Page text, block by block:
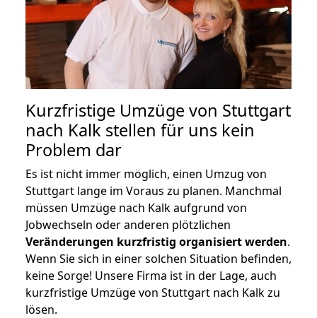
Kurzfristige Umzüge von Stuttgart
nach Kalk stellen für uns kein
Problem dar
Es ist nicht immer möglich, einen Umzug von
Stuttgart lange im Voraus zu planen. Manchmal
müssen Umzüge nach Kalk aufgrund von
Jobwechseln oder anderen plötzlichen
Veränderungen kurzfristig organisiert werden.
Wenn Sie sich in einer solchen Situation befinden,
keine Sorge! Unsere Firma ist in der Lage, auch
kurzfristige Umzüge von Stuttgart nach Kalk zu
lösen.